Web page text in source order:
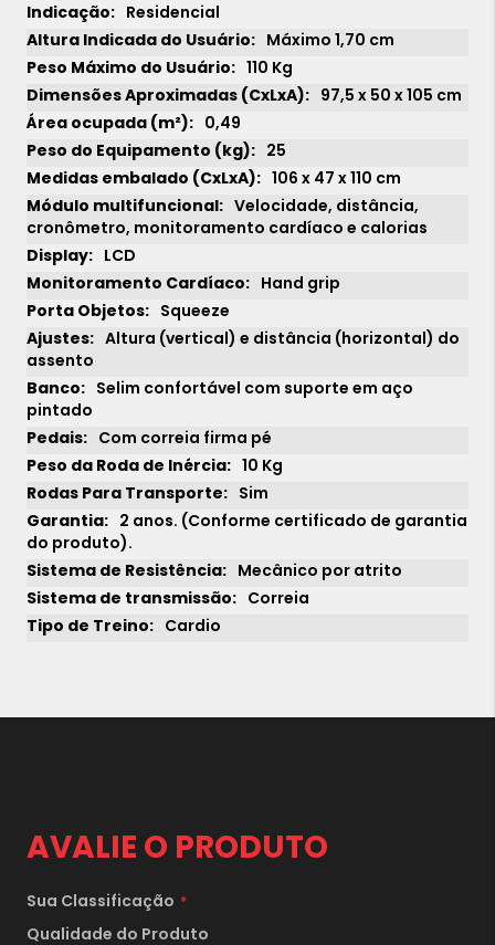
1xsem juros de
2xsem juros de
Residencial
Máximo 1,70 cm
110 Kg
97,5 x 50 x 105 cm
0,49
25
106 x 47 x 110 cm
Velocidade, distância,
cronômetro, monitoramento cardíaco e calorias
LCD
Hand grip
Squeeze
Altura (vertical) e distância (horizontal) do
assento
Selim confortável com suporte em aço
pintado
Com correia firma pé
10 Kg
Sim
2 anos. (Conforme certificado de garantia
do produto).
Mecânico por atrito
Correia
Cardio
AVALIE O PRODUTO
Sua Classificação
Qualidade do Produto